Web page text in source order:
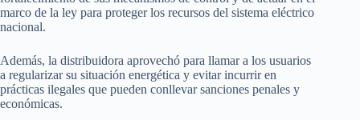
marco de la ley para proteger los recursos del sistema eléctrico
nacional.
Además, la distribuidora aprovechó para llamar a los usuarios
a regularizar su situación energética y evitar incurrir en
prácticas ilegales que pueden conllevar sanciones penales y
económicas.